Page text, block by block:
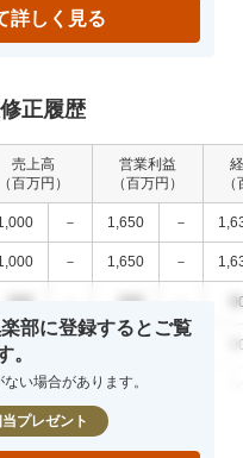
詳しく見る
正履歴
売上高
（百万円）
営業利益
（百万円）
－ 1,650 －
－ 1,650 －
000 000
000
000 － 000
部に登録するとご覧
。
い場合があります。
プレゼント